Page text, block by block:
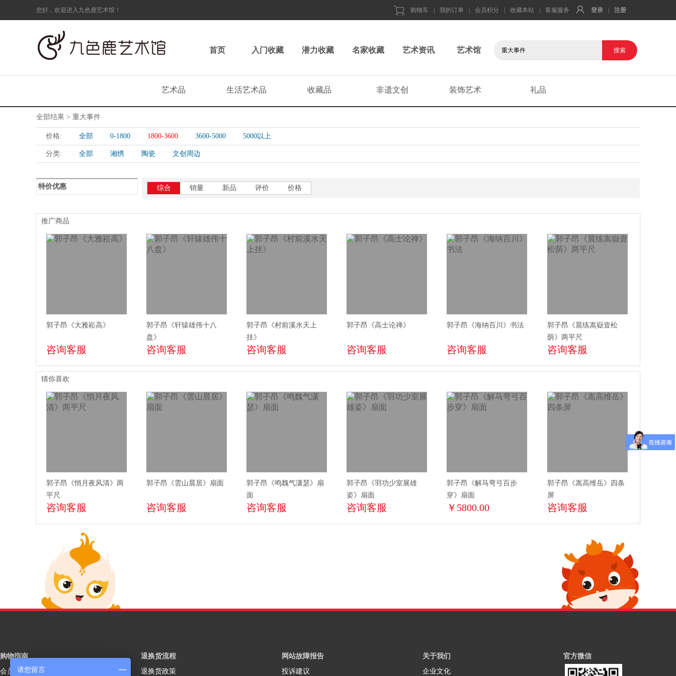
您好，欢迎进入九色鹿艺术馆！ 购物车 我的订单 会员积分 收藏本站 客服服务 登录 注册
首页 入门收藏 潜力收藏 名家收藏 艺术资讯 艺术馆
艺术品 生活艺术品 收藏品 非遗文创 装饰艺术 礼品
全部结果 > 重大事件
价格: 全部 0-1800 1800-3600 3600-5000 5000以上
分类: 全部 湘绣 陶瓷 文创周边
特价优惠 综合 销量 新品 评价 价格
推广商品
郭子昂《大雅崧高》
咨询客服
郭子昂《轩辕雄伟十八
盘》
咨询客服
郭子昂《村前溪水天上
挂》
咨询客服
郭子昂《高士论禅》
咨询客服
郭子昂《海纳百川》书法
咨询客服
郭子昂《晨练嵩嶽壹松
荫》两平尺
咨询客服
猜你喜欢
郭子昂《悄月夜风清》两
平尺
咨询客服
郭子昂《雲山晨居》扇面
咨询客服
郭子昂《鸣魏气潇瑟》扇
面
咨询客服
郭子昂《羽功少室展雄
姿》扇面
咨询客服
郭子昂《解马弯弓百步
穿》扇面
￥5800.00
郭子昂《嵩高维岳》四条
屏
咨询客服
购物指南
会员注册
退换货流程
退换货政策
网站故障报告
投诉建议
关于我们
企业文化
官方微信
请您留言